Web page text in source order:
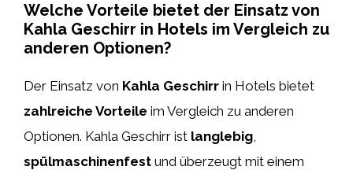
Welche Vorteile bietet der Einsatz von
Kahla Geschirr in Hotels im Vergleich zu
anderen Optionen?
Der Einsatz von Kahla Geschirr in Hotels bietet
zahlreiche Vorteile im Vergleich zu anderen
Optionen. Kahla Geschirr ist langlebig,
spülmaschinenfest und überzeugt mit einem